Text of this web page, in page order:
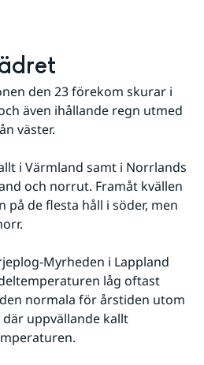
den 23 förekom skurar i
även ihållande regn utmed
väster.
i Värmland samt i Norrlands
och norrut. Framåt kvällen
de flesta håll i söder, men
Myrheden i Lappland
låg oftast
normala för årstiden utom
uppvällande kallt